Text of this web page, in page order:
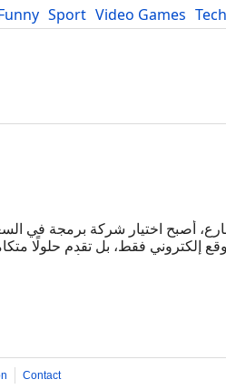
Sport Video Games
أصبح اختيار شركة برمجة في
فقط، بل تقدم حلولًا
حلول الذكاء الاصطناعي وأتمتة
Contact